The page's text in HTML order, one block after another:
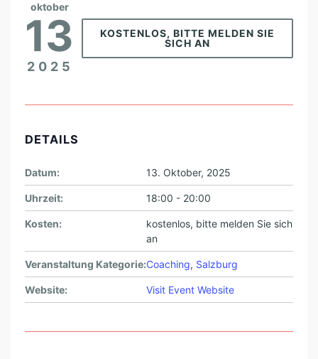
oktober
13
2025
KOSTENLOS, BITTE MELDEN SIE
SICH AN
DETAILS
Datum: 13. Oktober, 2025
Uhrzeit: 18:00 - 20:00
Kosten:
kostenlos, bitte melden Sie sich
an
Veranstaltung Kategorie:Coaching, Salzburg
Website: Visit Event Website